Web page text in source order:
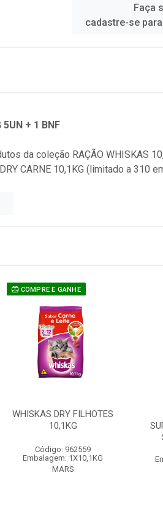
Faça
cadastre-se
5UN + 1 BNF
da coleção RAÇÃO WHISKAS
CARNE 10,1KG (limitado a 310
COMPRE E GANHE
WHISKAS DRY FILHOTES
10,1KG
Código: 962559
Embalagem: 1X10,1KG
MARS